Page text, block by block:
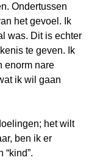
Ondertussen
het gevoel. Ik
was. Dit is echter
te geven. Ik
enorm nare
ik wil gaan
het wilt
ben ik er